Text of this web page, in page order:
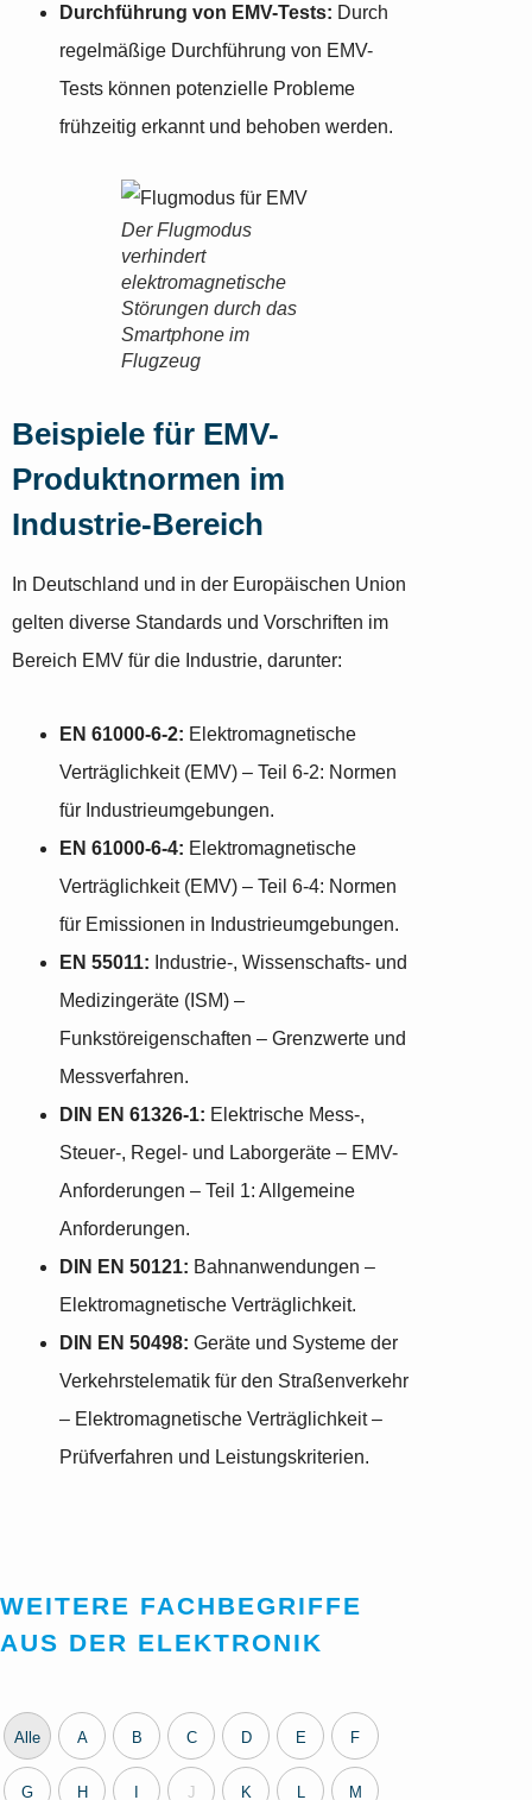
Durchführung von EMV-Tests: Durch
regelmäßige Durchführung von EMV-
Tests können potenzielle Probleme
frühzeitig erkannt und behoben werden.
Der Flugmodus
verhindert
elektromagnetische
Störungen durch das
Smartphone im
Flugzeug
Beispiele für EMV-
Produktnormen im
Industrie-Bereich
In Deutschland und in der Europäischen Union
gelten diverse Standards und Vorschriften im
Bereich EMV für die Industrie, darunter:
EN 61000-6-2: Elektromagnetische
Verträglichkeit (EMV) – Teil 6-2: Normen
für Industrieumgebungen.
EN 61000-6-4: Elektromagnetische
Verträglichkeit (EMV) – Teil 6-4: Normen
für Emissionen in Industrieumgebungen.
EN 55011: Industrie-, Wissenschafts- und
Medizingeräte (ISM) –
Funkstöreigenschaften – Grenzwerte und
Messverfahren.
DIN EN 61326-1: Elektrische Mess-,
Steuer-, Regel- und Laborgeräte – EMV-
Anforderungen – Teil 1: Allgemeine
Anforderungen.
DIN EN 50121: Bahnanwendungen –
Elektromagnetische Verträglichkeit.
DIN EN 50498: Geräte und Systeme der
Verkehrstelematik für den Straßenverkehr
– Elektromagnetische Verträglichkeit –
Prüfverfahren und Leistungskriterien.
WEITERE FACHBEGRIFFE
AUS DER ELEKTRONIK
Alle A B C D E F
G H J K M